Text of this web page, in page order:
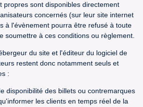
propres sont disponibles directement
concernés (sur leur site internet
à l'évènement pourra être refusé à toute
soumettre à ces conditions ou règlement.
du site et l'éditeur du logiciel de
restent donc notamment seuls et
:
disponibilité des billets ou contremarques
les clients en temps réel de la